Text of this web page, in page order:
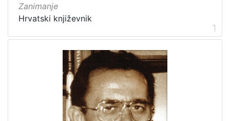
Zanimanje
Hrvatski književnik
1